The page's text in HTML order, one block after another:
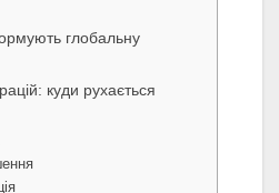
глобальну
куди рухається